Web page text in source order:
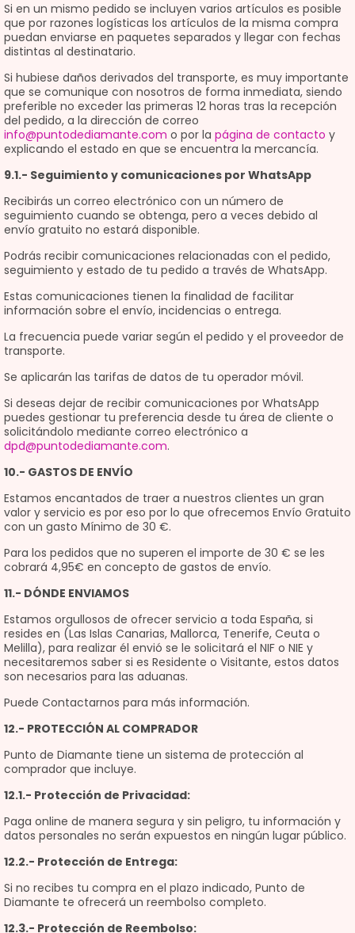
Si en un mismo pedido se incluyen varios artículos es posible
que por razones logísticas los artículos de la misma compra
puedan enviarse en paquetes separados y llegar con fechas
distintas al destinatario.
Si hubiese daños derivados del transporte, es muy importante
que se comunique con nosotros de forma inmediata, siendo
preferible no exceder las primeras 12 horas tras la recepción
del pedido, a la dirección de correo
info@puntodediamante.com o por la página de contacto y
explicando el estado en que se encuentra la mercancía.
9.1.- Seguimiento y comunicaciones por WhatsApp
Recibirás un correo electrónico con un número de
seguimiento cuando se obtenga, pero a veces debido al
envío gratuito no estará disponible.
Podrás recibir comunicaciones relacionadas con el pedido,
seguimiento y estado de tu pedido a través de WhatsApp.
Estas comunicaciones tienen la finalidad de facilitar
información sobre el envío, incidencias o entrega.
La frecuencia puede variar según el pedido y el proveedor de
transporte.
Se aplicarán las tarifas de datos de tu operador móvil.
Si deseas dejar de recibir comunicaciones por WhatsApp
puedes gestionar tu preferencia desde tu área de cliente o
solicitándolo mediante correo electrónico a
dpd@puntodediamante.com.
10.- GASTOS DE ENVÍO
Estamos encantados de traer a nuestros clientes un gran
valor y servicio es por eso por lo que ofrecemos Envío Gratuito
con un gasto Mínimo de 30 €.
Para los pedidos que no superen el importe de 30 € se les
cobrará 4,95€ en concepto de gastos de envío.
11.- DÓNDE ENVIAMOS
Estamos orgullosos de ofrecer servicio a toda España, si
resides en (Las Islas Canarias, Mallorca, Tenerife, Ceuta o
Melilla), para realizar él envió se le solicitará el NIF o NIE y
necesitaremos saber si es Residente o Visitante, estos datos
son necesarios para las aduanas.
Puede Contactarnos para más información.
12.- PROTECCIÓN AL COMPRADOR
Punto de Diamante tiene un sistema de protección al
comprador que incluye.
12.1.- Protección de Privacidad:
Paga online de manera segura y sin peligro, tu información y
datos personales no serán expuestos en ningún lugar público.
12.2.- Protección de Entrega:
Si no recibes tu compra en el plazo indicado, Punto de
Diamante te ofrecerá un reembolso completo.
12.3.- Protección de Reembolso: